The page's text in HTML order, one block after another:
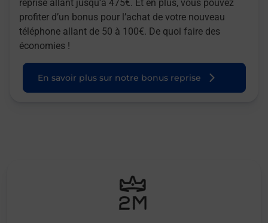
reprise allant jusqu’à 475€. Et en plus, vous pouvez
profiter d’un bonus pour l’achat de votre nouveau
téléphone allant de 50 à 100€. De quoi faire des
économies !
En savoir plus sur notre bonus reprise